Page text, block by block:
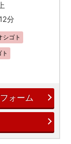
分
シゴト
ォーム